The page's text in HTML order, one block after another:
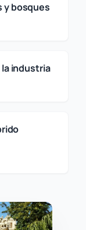
y bosques
industria